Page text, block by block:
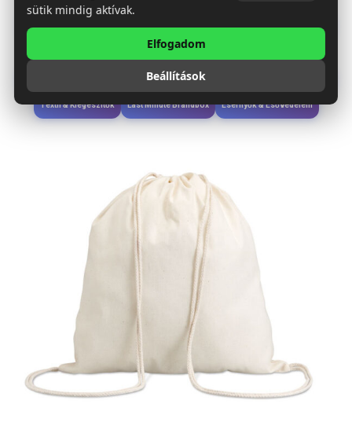
Wellness & Ápolás
Gyerekek & játékok
Textil & Kiegészítők Last Minute Brandbox Esernyők & Esővédelem
sütik mindig aktívak.
Elfogadom
Beállítások